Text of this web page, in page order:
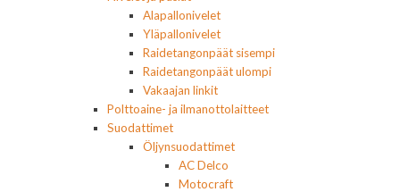
Alapallonivelet
Yläpallonivelet
Raidetangonpäät sisempi
Raidetangonpäät ulompi
Vakaajan linkit
Polttoaine- ja ilmanottolaitteet
Suodattimet
Öljynsuodattimet
AC Delco
Motocraft